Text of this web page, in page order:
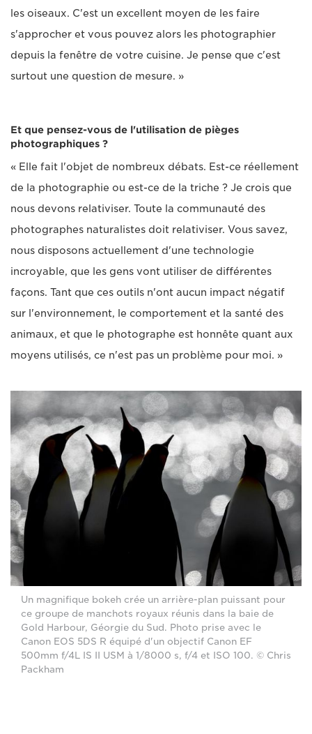
les oiseaux. C'est un excellent moyen de les faire
s'approcher et vous pouvez alors les photographier
depuis la fenêtre de votre cuisine. Je pense que c'est
surtout une question de mesure. »
Et que pensez-vous de l'utilisation de pièges
photographiques ?
« Elle fait l'objet de nombreux débats. Est-ce réellement
de la photographie ou est-ce de la triche ? Je crois que
nous devons relativiser. Toute la communauté des
photographes naturalistes doit relativiser. Vous savez,
nous disposons actuellement d'une technologie
incroyable, que les gens vont utiliser de différentes
façons. Tant que ces outils n'ont aucun impact négatif
sur l'environnement, le comportement et la santé des
animaux, et que le photographe est honnête quant aux
moyens utilisés, ce n'est pas un problème pour moi. »
Un magnifique bokeh crée un arrière-plan puissant pour
ce groupe de manchots royaux réunis dans la baie de
Gold Harbour, Géorgie du Sud. Photo prise avec le
Canon EOS 5DS R équipé d'un objectif Canon EF
500mm f/4L IS II USM à 1/8000 s, f/4 et ISO 100. © Chris
Packham